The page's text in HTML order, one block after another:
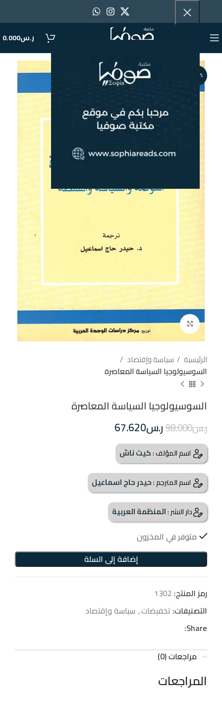
ر.س0.000
-31%
إضغط للتكبير
الرئيسية
سياسة وإقتصاد
السوسيولوجيا السياسة المعاصرة
السوسيولوجيا السياسة المعاصرة
ر.س98.000ر.س67.620
اسم المؤلف :كيت ناش
اسم المترجم :حيدر حاج اسماعيل
دار النشر :المنظمة العربية
متوفر في المخزون
إضافة إلى السلة
رمز المنتج: 1302
التصنيفات: تخفيضات, سياسة وإقتصاد
Share:
مراجعات (0)
المراجعات